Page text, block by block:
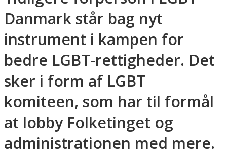
Danmark står bag nyt
instrument i kampen for
bedre LGBT-rettigheder. Det
sker i form af LGBT
komiteen, som har til formål
at lobby Folketinget og
administrationen med mere.